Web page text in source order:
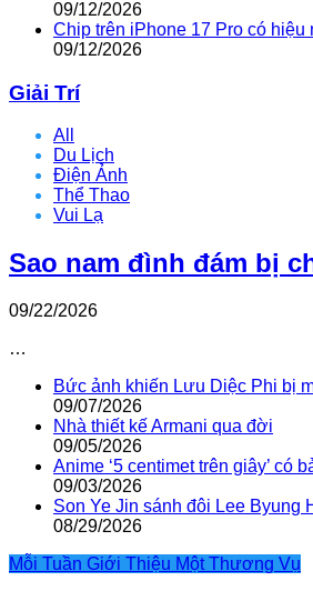
09/12/2026
Chip trên iPhone 17 Pro có
09/12/2026
Giải Trí
All
Du Lịch
Điện Ảnh
Thể Thao
Vui Lạ
Sao nam đình đám bị
09/22/2026
…
Bức ảnh khiến Lưu Diệc Phi bị
09/07/2026
Nhà thiết kế Armani qua đời
09/05/2026
Anime ‘5 centimet trên giây’ có
09/03/2026
Son Ye Jin sánh đôi Lee Byung
08/29/2026
Mỗi Tuần Giới Thiệu Một Thương Vụ